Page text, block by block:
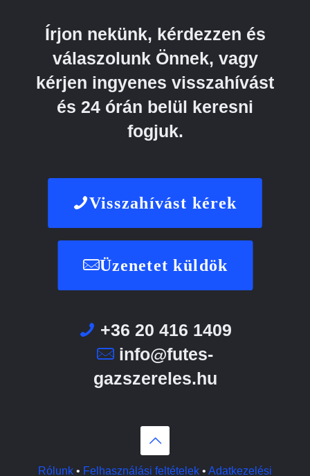
Írjon nekünk, kérdezzen és
válaszolunk Önnek, vagy
kérjen ingyenes visszahívást
és 24 órán belül keresni
fogjuk.
Visszahívást kérek
Üzenetet küldök
+36 20 416 1409
info@futes-
gazszereles.hu
Rólunk • Felhasználási feltételek • Adatkezelési